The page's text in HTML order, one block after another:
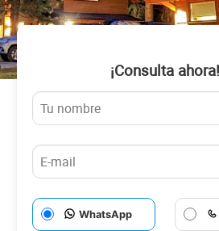
¡Consulta ahora!
WhatsApp